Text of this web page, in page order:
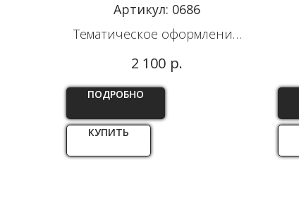
Артикул: 0686
Тематическое оформление
2 100 р.
ПОДРОБНО
КУПИТЬ